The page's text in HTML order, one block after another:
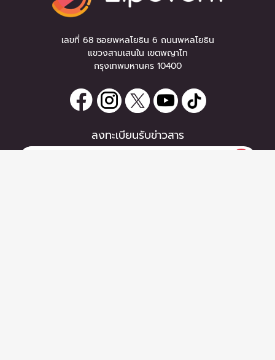
เลขที่ 68 ซอยพหลโยธิน 6 ถนนพหลโยธิน
แขวงสามเสนใน เขตพญาไท
กรุงเทพมหานคร 10400
ลงทะเบียนรับข่าวสาร